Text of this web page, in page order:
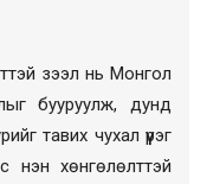
зээл нь Монгол
бууруулж, дунд
тавих чухал үүрэг
нэн хөнгөлөлттэй